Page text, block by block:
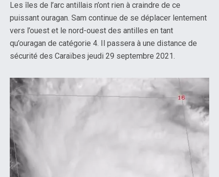
Les îles de l’arc antillais n’ont rien à craindre de ce
puissant ouragan. Sam continue de se déplacer lentement
vers l’ouest et le nord-ouest des antilles en tant
qu’ouragan de catégorie 4. Il passera à une distance de
sécurité des Caraïbes jeudi 29 septembre 2021.